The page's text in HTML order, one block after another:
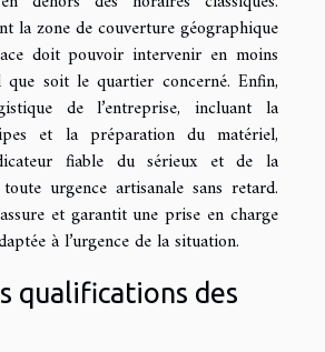
la zone de couverture géographique
doit pouvoir intervenir en moins
que soit le quartier concerné. Enfin,
de l’entreprise, incluant la
et la préparation du matériel,
fiable du sérieux et de la
urgence artisanale sans retard.
et garantit une prise en charge
à l’urgence de la situation.
qualifications des